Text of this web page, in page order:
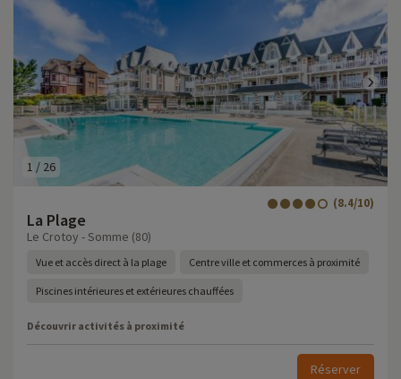
1 / 26
La Plage
(8.4/10)
Le Crotoy - Somme (80)
Vue et accès direct à la plage Centre ville et commerces à proximité
Piscines intérieures et extérieures chauffées
Découvrir activités à proximité
Réserver